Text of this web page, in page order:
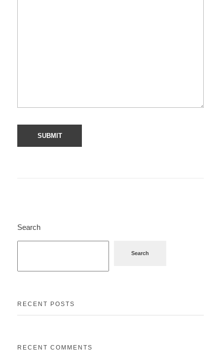
Search
Search
RECENT POSTS
RECENT COMMENTS